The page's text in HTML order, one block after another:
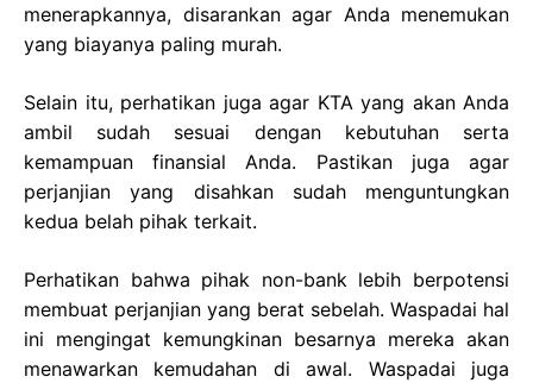
menerapkannya, disarankan agar Anda menemukan
yang biayanya paling murah.
Selain itu, perhatikan juga agar KTA yang akan Anda
ambil sudah sesuai dengan kebutuhan serta
kemampuan finansial Anda. Pastikan juga agar
perjanjian yang disahkan sudah menguntungkan
kedua belah pihak terkait.
Perhatikan bahwa pihak non-bank lebih berpotensi
membuat perjanjian yang berat sebelah. Waspadai hal
ini mengingat kemungkinan besarnya mereka akan
menawarkan kemudahan di awal. Waspadai juga